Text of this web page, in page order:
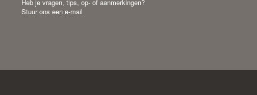
Heb je vragen, tips, op- of aanmerkingen?
Stuur ons een e-mail